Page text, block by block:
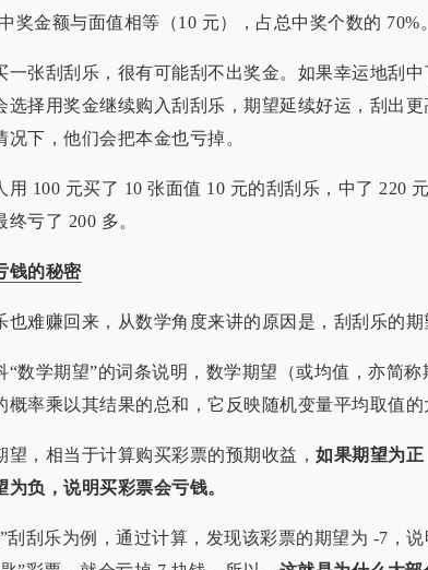
奖金额与面值相等（10 元），占总中奖个数的 70%。
一张刮刮乐，很有可能刮不出奖金。如果幸运地刮中
选择用奖金继续购入刮刮乐，期望延续好运，刮出
况下，他们会把本金也亏掉。
用 100 元买了 10 张面值 10 元的刮刮乐，中了 220
亏了 200 多。
钱的秘密
也难赚回来，从数学角度来讲的原因是，刮刮乐的期
“数学期望”的词条说明，数学期望（或均值，亦简
概率乘以其结果的总和，它反映随机变量平均取值的
望，相当于计算购买彩票的预期收益， 如果期望为
为负，说明买彩票会亏钱。
刮刮乐为例，通过计算，发现该彩票的期望为 -7，